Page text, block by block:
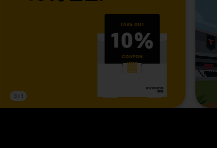
3/ 3